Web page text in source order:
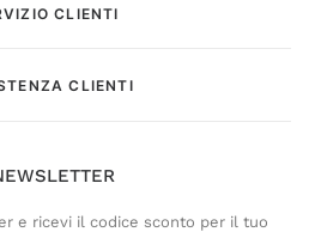
CLIENTI
CLIENTI
e ricevi il codice sconto per il tuo
Customer Service